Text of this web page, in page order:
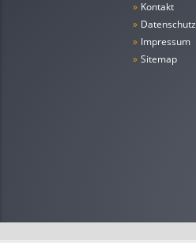
» Kontakt
» Datenschutz
» Impressum
» Sitemap